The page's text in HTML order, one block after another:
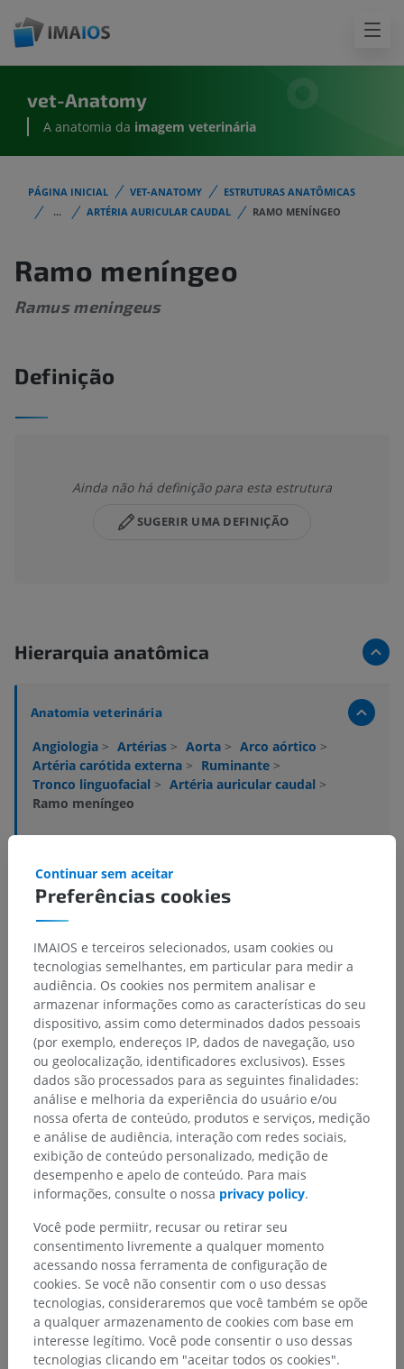
vet-Anatomy
A anatomia da imagem veterinária
PÁGINA INICIAL VET-ANATOMY
ESTRUTURAS ANATÔMICAS
...
ARTÉRIA AURICULAR CAUDAL RAMO MENÍNGEO
Ramo meníngeo
Ramus meningeus
Definição
Ainda não há definição para esta estrutura
SUGERIR UMA DEFINIÇÃO
Hierarquia anatômica
Anatomia veterinária
Angiologia > Artérias > Aorta > Arco aórtico >
Artéria carótida externa > Ruminante >
Tronco linguofacial > Artéria auricular caudal >
Ramo meníngeo
Anatomia comparativa em humanos
Traduções
Encontrou um erro?
Não hesite em nos sugerir uma correção, tradução ou
melhora de conteúdo.
Relatar um problema
BAIXE O APLICATIVO
Preferências cookies
Continuar sem aceitar
IMAIOS e terceiros selecionados, usam cookies ou
tecnologias semelhantes, em particular para medir a
audiência. Os cookies nos permitem analisar e
armazenar informações como as características do seu
dispositivo, assim como determinados dados pessoais
(por exemplo, endereços IP, dados de navegação, uso
ou geolocalização, identificadores exclusivos). Esses
dados são processados para as seguintes finalidades:
análise e melhoria da experiência do usuário e/ou
nossa oferta de conteúdo, produtos e serviços, medição
e análise de audiência, interação com redes sociais,
exibição de conteúdo personalizado, medição de
desempenho e apelo de conteúdo. Para mais
informações, consulte o nossa privacy policy.
Você pode permiitr, recusar ou retirar seu
consentimento livremente a qualquer momento
acessando nossa ferramenta de configuração de
cookies. Se você não consentir com o uso dessas
tecnologias, consideraremos que você também se opõe
a qualquer armazenamento de cookies com base em
interesse legítimo. Você pode consentir o uso dessas
tecnologias clicando em "aceitar todos os cookies".